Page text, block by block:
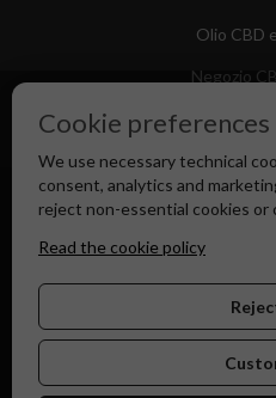
Olio CBD
Negozio
Cookie preferences
We use necessary technical
consent, analytics and
reject non-essential cookies or
Read the cookie policy
Canapa Market - Il tuo